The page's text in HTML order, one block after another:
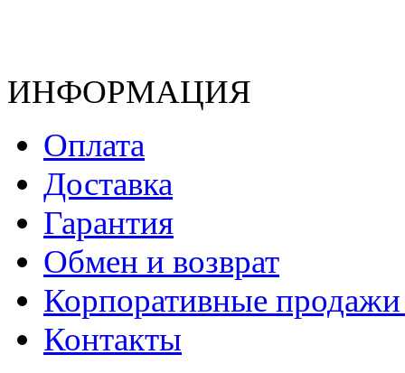
ИНФОРМАЦИЯ
Оплата
Доставка
Гарантия
Обмен и возврат
Корпоративные
Контакты